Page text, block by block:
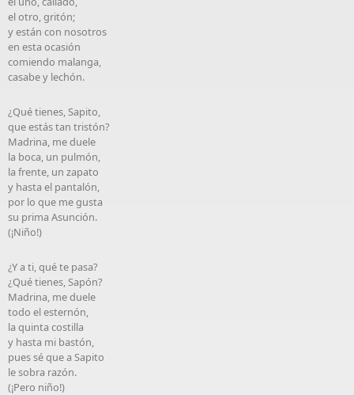
el otro, gritón;
y están con nosotros
en esta ocasión
comiendo malanga,
casabe y lechón.
¿Qué tienes, Sapito,
que estás tan tristón?
Madrina, me duele
la boca, un pulmón,
la frente, un zapato
y hasta el pantalón,
por lo que me gusta
su prima Asunción.
(¡Niño!)
¿Y a ti, qué te pasa?
¿Qué tienes, Sapón?
Madrina, me duele
todo el esternón,
la quinta costilla
y hasta mi bastón,
pues sé que a Sapito
le sobra razón.
(¡Pero niño!)